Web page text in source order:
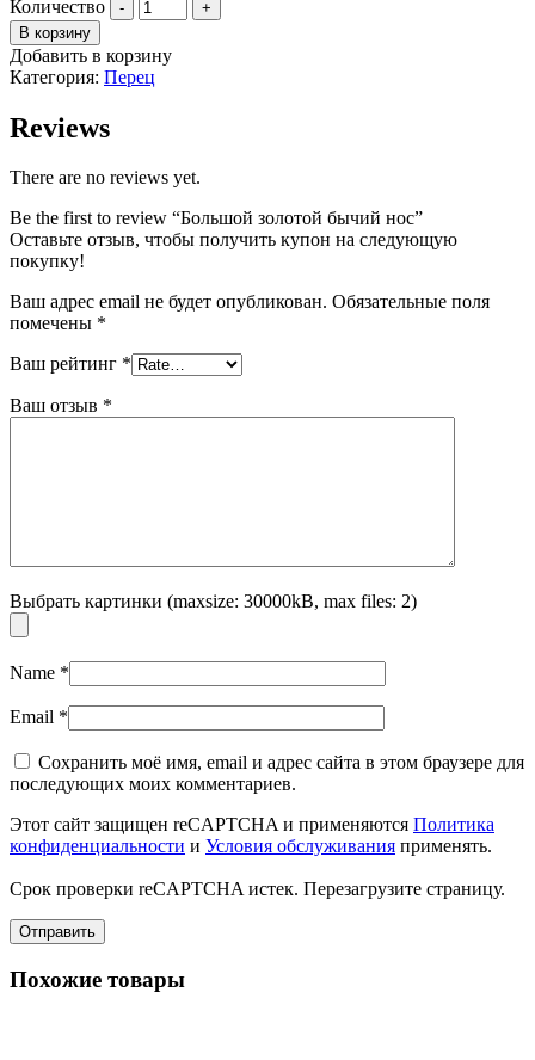
Количество
В корзину
Добавить в корзину
Категория: Перец
Reviews
There are no reviews yet.
Be the first to review “Большой золотой бычий нос”
Оставьте отзыв, чтобы получить купон на следующую
покупку!
Ваш адрес email не будет опубликован. Обязательные поля
помечены *
Ваш рейтинг *
Ваш отзыв *
Выбрать картинки (maxsize: 30000kB, max files: 2)
Name *
Email *
Сохранить моё имя, email и адрес сайта в этом браузере для
последующих моих комментариев.
Этот сайт защищен reCAPTCHA и применяются Политика
конфиденциальности и Условия обслуживания применять.
Срок проверки reCAPTCHA истек. Перезагрузите страницу.
Похожие товары